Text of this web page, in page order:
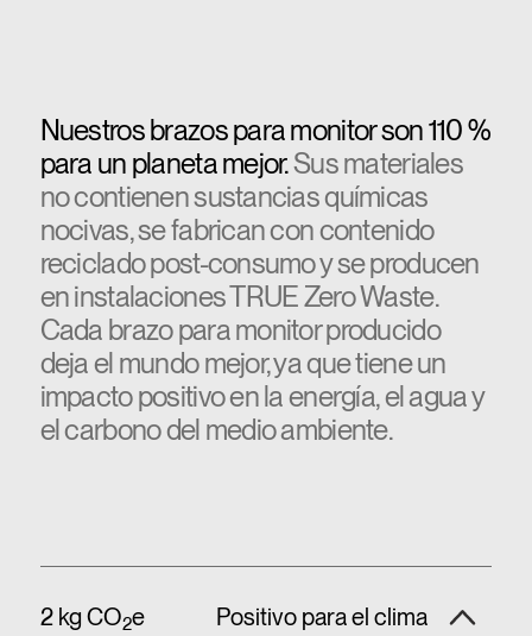
Nuestros brazos para monitor son 110 %
para un planeta mejor.Sus materiales
no contienen sustancias químicas
nocivas, se fabrican con contenido
reciclado post-consumo y se producen
en instalaciones TRUE Zero Waste.
Cada brazo para monitor producido
deja el mundo mejor, ya que tiene un
impacto positivo en la energía, el agua y
el carbono del medio ambiente.
2 kg CO2e Positivo para el clima